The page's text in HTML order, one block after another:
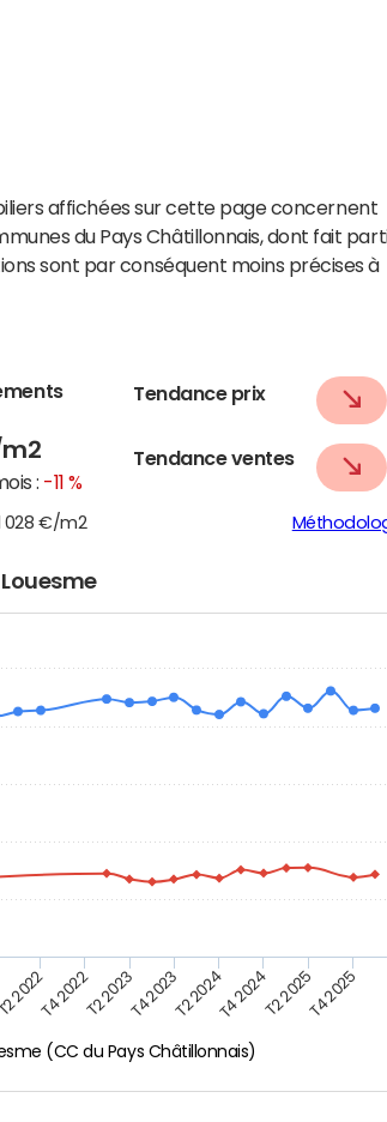
affichées sur cette page concernent
du Pays Châtillonnais, dont fait
sont par conséquent moins précises à
: -11 %
Tendance prix
Tendance ventes
1 028 €/m2
(CC du Pays Châtillonnais)
2022T4 2022T2 2023T4 2023T2 2024T4 2024T2 2025T4 2025